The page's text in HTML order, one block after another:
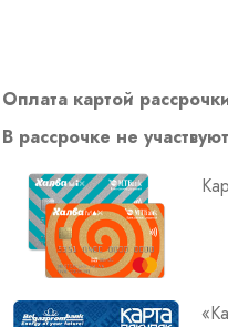
Оплата картой
В рассрочке не